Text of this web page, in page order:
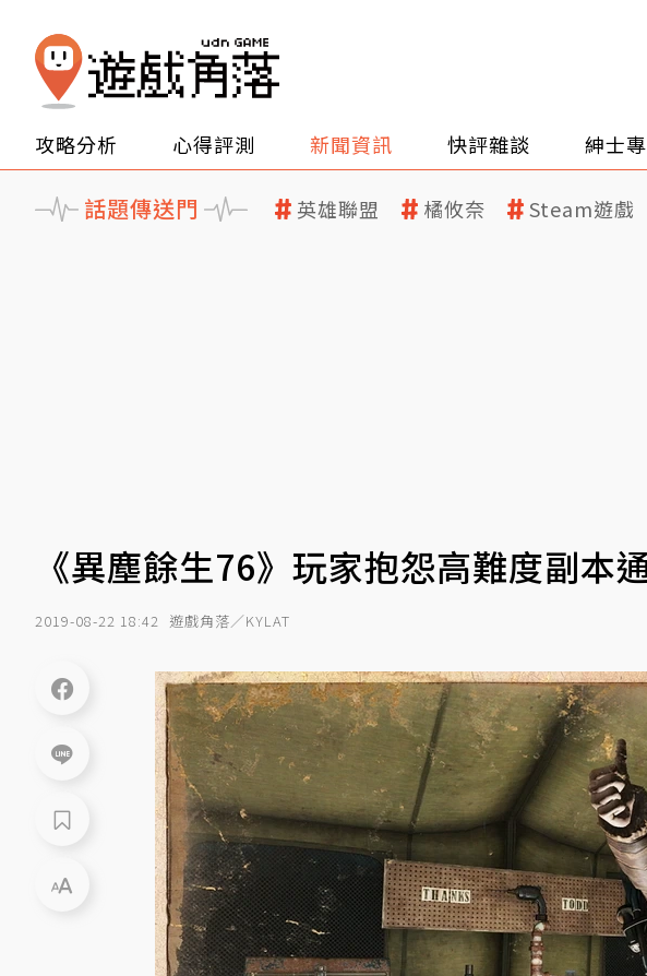
攻略分析 心得評測 新聞資訊 快評雜談 紳士
話題傳送門 英雄聯盟 橘攸奈 Steam遊戲
《異塵餘生76》玩家抱怨高難度副本
2019-08-22 18:42 遊戲角落／KYLAT